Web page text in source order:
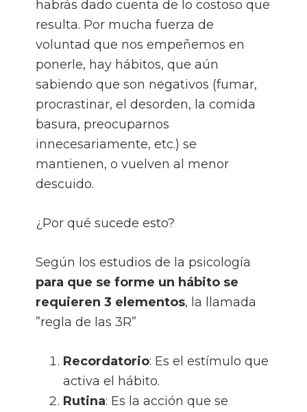
habrás dado cuenta de lo costoso que
resulta. Por mucha fuerza de
voluntad que nos empeñemos en
ponerle, hay hábitos, que aún
sabiendo que son negativos (fumar,
procrastinar, el desorden, la comida
basura, preocuparnos
innecesariamente, etc.) se
mantienen, o vuelven al menor
descuido.
¿Por qué sucede esto?
Según los estudios de la psicología
para que se forme un hábito se
requieren 3 elementos, la llamada
”regla de las 3R”
Recordatorio: Es el estímulo que
activa el hábito.
Rutina: Es la acción que se